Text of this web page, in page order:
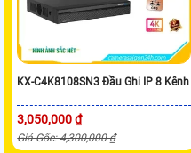
KX-C4K8108SN3 Đầu Ghi IP 8 Kênh
3,050,000 ₫
Giá Gốc: 4,300,000 ₫